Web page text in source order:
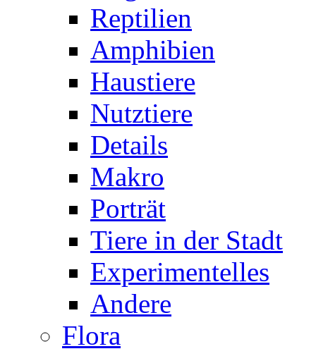
Reptilien
Amphibien
Haustiere
Nutztiere
Details
Makro
Porträt
Tiere in der Stadt
Experimentelles
Andere
Flora